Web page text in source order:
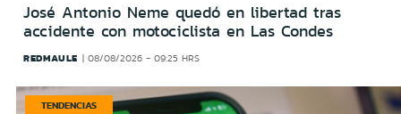
José Antonio Neme quedó en libertad tras
accidente con motociclista en Las Condes
REDMAULE 08/08/2026 - 09:25 HRS
TENDENCIAS